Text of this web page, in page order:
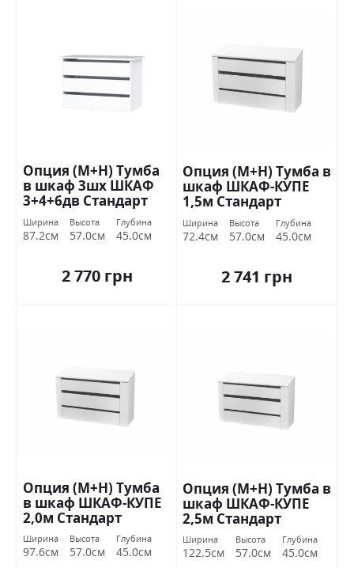
Опция (М+Н) Тумба
в шкаф 3шх ШКАФ
3+4+6дв Стандарт
Ширина
87.2см
Высота
57.0см
Глубина
45.0см
2 770 грн
Опция (М+Н) Тумба в
шкаф ШКАФ-КУПЕ
1,5м Стандарт
Ширина
72.4см
Высота
57.0см
Глубина
45.0см
2 741 грн
Опция (М+Н) Тумба
в шкаф ШКАФ-КУПЕ
2,0м Стандарт
Ширина
97.6см
Высота
57.0см
Глубина
45.0см
Опция (М+Н) Тумба в
шкаф ШКАФ-КУПЕ
2,5м Стандарт
Ширина
122.5см
Высота
57.0см
Глубина
45.0см